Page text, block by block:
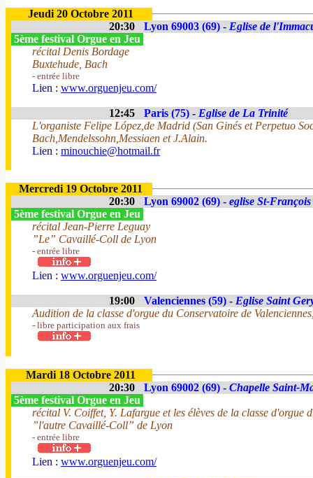
Jeudi 20 Octobre 2011
20:30
Lyon 69003 (69) - Eglise de
5ème festival Orgue en Jeu
récital Denis Bordage
Buxtehude, Bach
- entrée libre
Lien : www.orguenjeu.com/
12:45 Paris (75) - Eglise de La Trinité
L'organiste Felipe López,de Madrid (San Ginés et Perpetuo
Bach,Mendelssohn,Messiaen et J.Alain.
Lien : minouchie@hotmail.fr
Mercredi 19 Octobre 2011
20:30
Lyon 69002 (69) - eglise St-François
5ème festival Orgue en Jeu
récital Jean-Pierre Leguay
”Le” Cavaillé-Coll de Lyon
- entrée libre
Lien : www.orguenjeu.com/
19:00 Valenciennes (59) - Eglise Saint
Audition de la classe d'orgue du Conservatoire de
- libre participation aux frais
Mardi 18 Octobre 2011
20:30
Lyon 69002 (69) - Chapelle Saint-
5ème festival Orgue en Jeu
récital V. Coiffet, Y. Lafargue et les élèves de la classe d'orgue
”l'autre Cavaillé-Coll” de Lyon
- entrée libre
Lien : www.orguenjeu.com/